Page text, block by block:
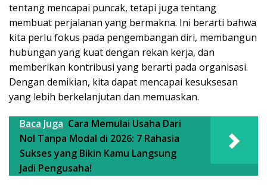
tentang mencapai puncak, tetapi juga tentang
membuat perjalanan yang bermakna. Ini berarti bahwa
kita perlu fokus pada pengembangan diri, membangun
hubungan yang kuat dengan rekan kerja, dan
memberikan kontribusi yang berarti pada organisasi.
Dengan demikian, kita dapat mencapai kesuksesan
yang lebih berkelanjutan dan memuaskan.
Baca Juga Cara Memulai Usaha Dari
Nol Tanpa Modal di 2026: 7 Rahasia
Sukses yang Bikin Kamu Langsung
Jadi Pengusaha!